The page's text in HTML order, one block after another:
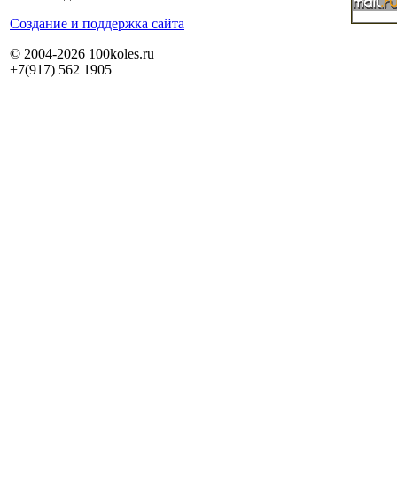
Cоздание и поддержка сайта
© 2004-2026 100koles.ru
+7(917) 562 1905